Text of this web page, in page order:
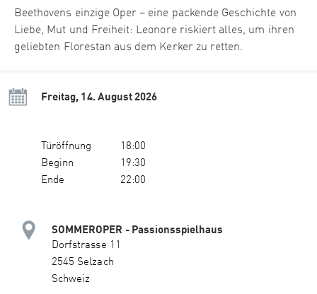
Beethovens einzige Oper – eine packende Geschichte von
Liebe, Mut und Freiheit: Leonore riskiert alles, um ihren
geliebten Florestan aus dem Kerker zu retten.
Freitag, 14. August 2026
Türöffnung
18:00
Beginn
19:30
Ende
22:00
SOMMEROPER - Passionsspielhaus
Dorfstrasse 11
2545 Selzach
Schweiz